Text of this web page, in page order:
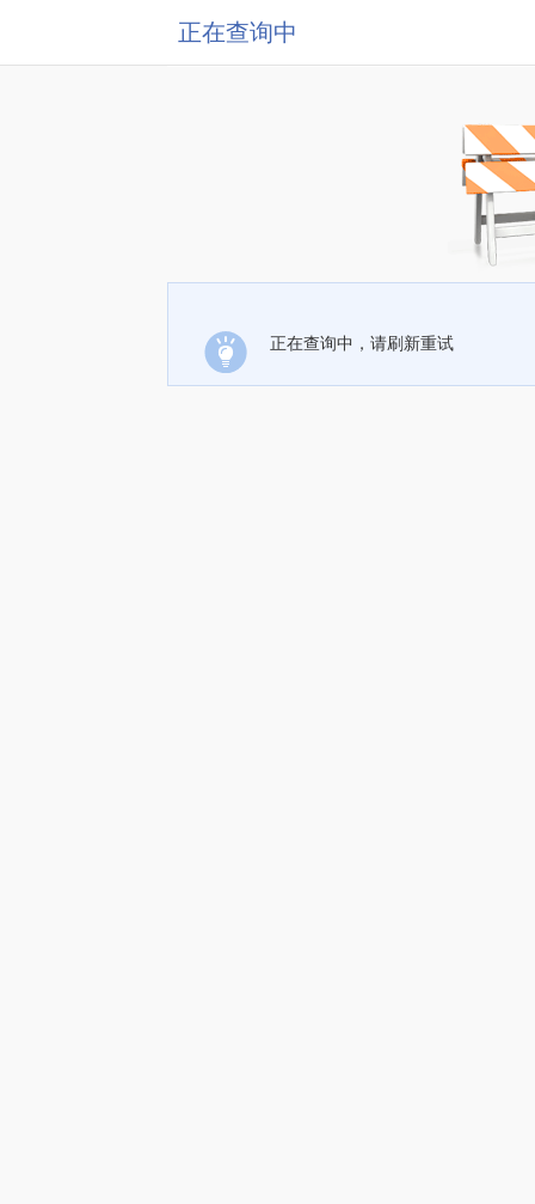
正在查询中
正在查询中，请刷新重试